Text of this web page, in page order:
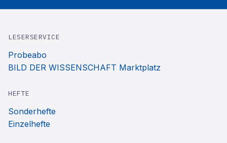
LESERSERVICE
Probeabo
BILD DER WISSENSCHAFT Marktplatz
HEFTE
Sonderhefte
Einzelhefte